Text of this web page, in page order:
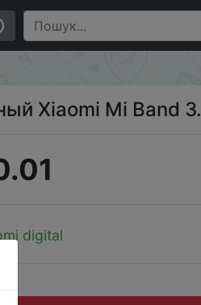
Xiaomi Mi Band 3.
digital